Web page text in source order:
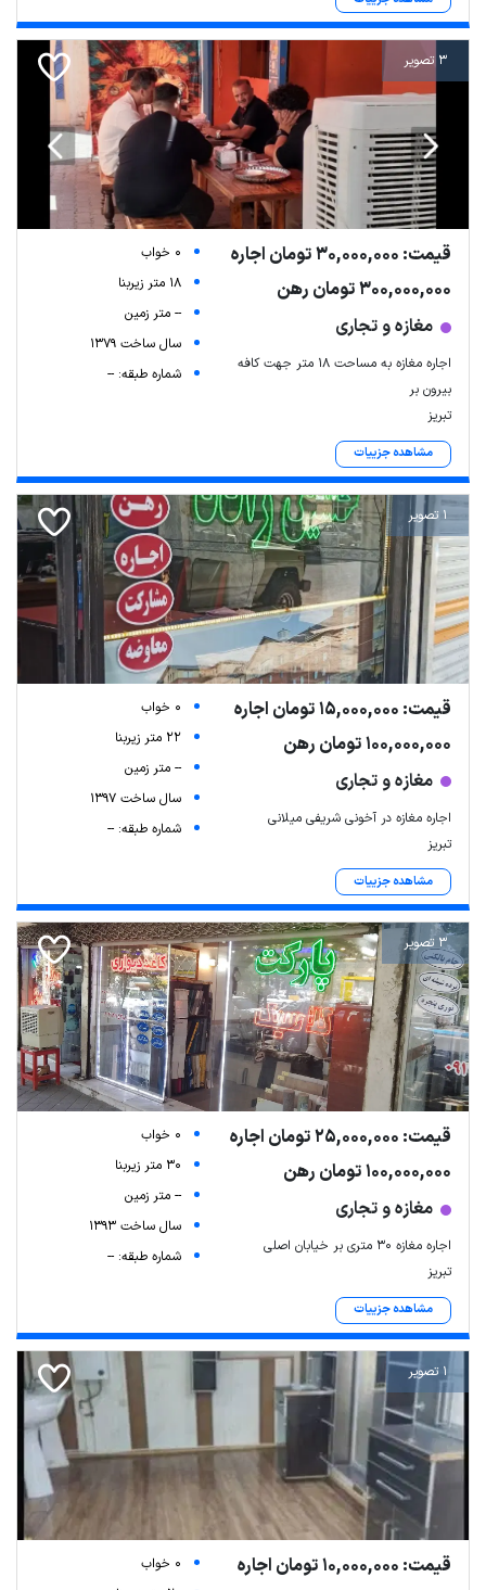
3 تصویر
قیمت: 30,000,000 تومان اجاره
300,000,000 تومان رهن
مغازه و تجاری
اجاره مغازه به مساحت ۱۸ متر جهت کافه
بیرون بر
تبریز
مشاهده جزییات
0 خواب
18 متر زیربنا
-- متر زمین
سال ساخت 1379
شماره طبقه: --
1 تصویر
قیمت: 15,000,000 تومان اجاره
100,000,000 تومان رهن
مغازه و تجاری
اجاره مغازه در آخونی شریفی میلانی
تبریز
مشاهده جزییات
0 خواب
22 متر زیربنا
-- متر زمین
سال ساخت 1397
شماره طبقه: --
3 تصویر
قیمت: 25,000,000 تومان اجاره
100,000,000 تومان رهن
مغازه و تجاری
اجاره مغازه 30 متری بر خیابان اصلی
تبریز
مشاهده جزییات
0 خواب
30 متر زیربنا
-- متر زمین
سال ساخت 1393
شماره طبقه: --
1 تصویر
قیمت: 10,000,000 تومان اجاره
0 خواب